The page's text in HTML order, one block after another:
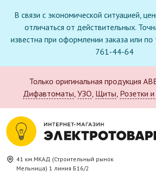
В связи с экономической ситуацией,
отличаться от действительных.
известна при оформлении заказа или
761-44-64
Только оригинальная продукция
Дифавтоматы, УЗО, Щиты, Розетки
41 км.МКАД (Строительный рынок
Мельница) 1 линия Б16/2